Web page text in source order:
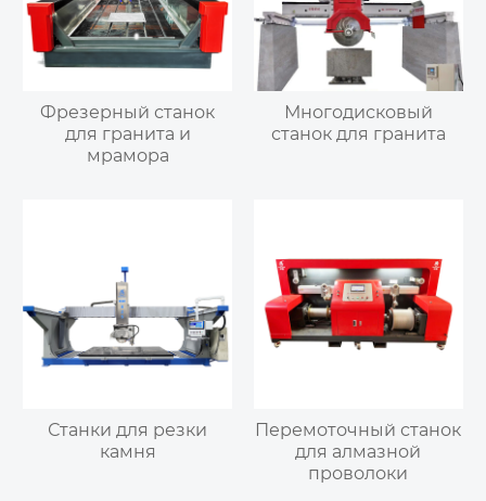
Фрезерный станок
для гранита и
мрамора
Многодисковый
станок для гранита
Станки для резки
камня
Перемоточный станок
для алмазной
проволоки